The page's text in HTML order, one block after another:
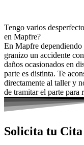
Tengo varios
en Mapfre?
En Mapfre
granizo un accidente
daños ocasionados en
parte es distinta. Te
directamente al taller y
de tramitar el parte para
Solicita tu Cita